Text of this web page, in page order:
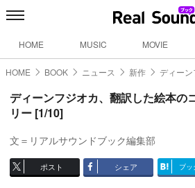
HOME MUSIC MOVIE
HOME BOOK ニュース 新作 ディー
ディーンフジオカ、翻訳した絵本
リー [1/10]
文＝リアルサウンドブック編集部
ポスト シェア ブッ